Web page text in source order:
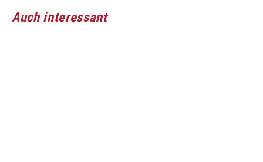
Auch interessant